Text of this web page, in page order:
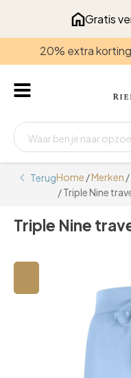
Gratis
20% extra
TerugHome /Merken /
/ Triple Nine
Triple Nine